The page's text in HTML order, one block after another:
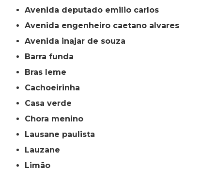
avenida deputado emilio carlos
avenida engenheiro caetano alvares
avenida inajar de souza
barra funda
bras leme
cachoeirinha
casa verde
chora menino
lausane paulista
lauzane
limão